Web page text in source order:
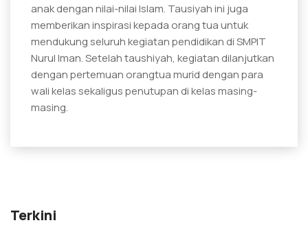
anak dengan nilai-nilai Islam. Tausiyah ini juga
memberikan inspirasi kepada orang tua untuk
mendukung seluruh kegiatan pendidikan di SMPIT
Nurul Iman. Setelah taushiyah, kegiatan dilanjutkan
dengan pertemuan orangtua murid dengan para
wali kelas sekaligus penutupan di kelas masing-
masing.
Terkini